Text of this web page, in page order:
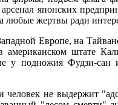
японских
любые жертвы ради
Европе, на
американском штате
у подножия Фудзи-сан
человек не выдержит